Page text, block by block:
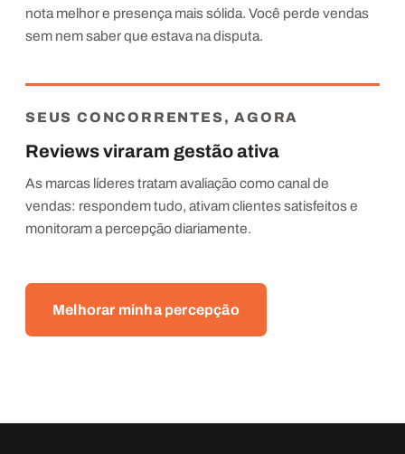
nota melhor e presença mais sólida. Você perde vendas
sem nem saber que estava na disputa.
SEUS CONCORRENTES, AGORA
Reviews viraram gestão ativa
As marcas líderes tratam avaliação como canal de
vendas: respondem tudo, ativam clientes satisfeitos e
monitoram a percepção diariamente.
Melhorar minha percepção